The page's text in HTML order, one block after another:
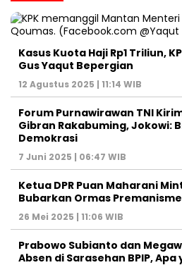
Forum Purnawirawan TNI
Gibran Rakabuming, Jokowi:
7 Juni 2025 | 06:47 WIB
Ketua DPR Puan Maharani
26 Mei 2025 | 11:06 WIB
Prabowo Subianto dan
Absen di Sarasehan BPIP, Apa
21 Mei 2025 | 15:45 WIB